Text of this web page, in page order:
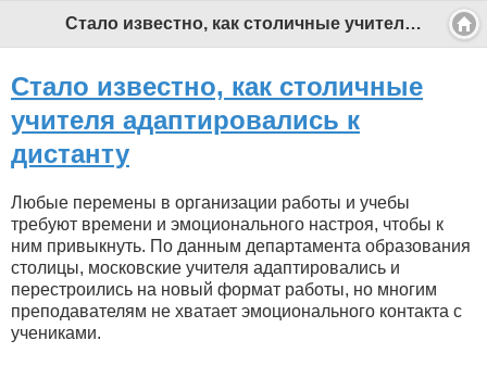
Стало известно, как столичные учителя адаптировались к дистанту - Профессиональный педагог
Стало известно, как столичные
учителя адаптировались к
дистанту
Любые перемены в организации работы и учебы
требуют времени и эмоционального настроя, чтобы к
ним привыкнуть. По данным департамента образования
столицы, московские учителя адаптировались и
перестроились на новый формат работы, но многим
преподавателям не хватает эмоционального контакта с
учениками.